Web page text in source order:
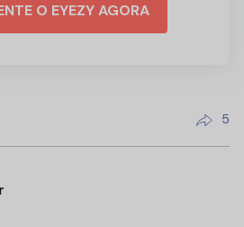
O EYEZY AGORA
5